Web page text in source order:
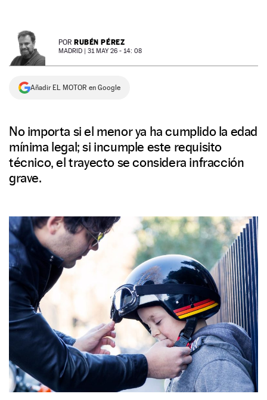
NEWSLETTER POR RUBÉN PÉREZ
MADRID | 31 MAY 26 - 14: 08
Añadir EL MOTOR en Google
No importa si el menor ya ha cumplido la edad
mínima legal; si incumple este requisito
técnico, el trayecto se considera infracción
grave.